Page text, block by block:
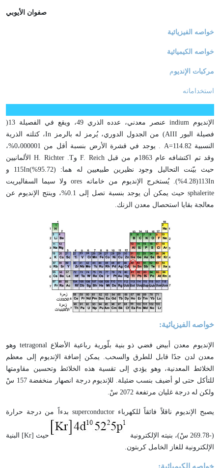
صفوان الأيوبي
خواصه الفيزيائية
خواصه الكيميائية
مركبات الإنديوم
استخداماته
الإنديوم indium
عنصر معدني، عدده الذري 49، ويقع في الفصيلة 13(
فصيلة البور AIII) من الجدول الدوري، يُرمز له بالرمز In، كتلته الذرية
النسبيةA=114.82
. يوجد في قشرة الأرض بنسبة أقل من 0،000001%،
وقد تم اكتشافه عام 1863م من قبل
F. ReichوT
.
H. Richterالألمانيين
حيث بيّنت التحاليل وجود نظيرين طبيعيين له هما: )
%95.72
In(115 و
In
113
(%4.28). يُستخرج الإنديوم من خاماته oresولا سيما السفاليريت
sphalerite
حيث يمكن أن يوجد بنسبة تصل إلى 0.1%، وينتج الإنديوم عن
معالجة بقايا استحصال معدن الزنك.
خواصه الفيزيائية:
الإنديوم معدن أبيض فضي ذو بنية بلّورية رباعية الأضلاعtetragonal وهو
معدن لدن جدًا قابل للطرق والسحب. يمكن إضافة الإنديوم إلى معظم
الخلائط المعدنية، وهو يؤدي إلى تقسية هذه الخلائط وتحسين مقاومتها
للتأكل حتى لو أضيف بنسب ضئيلة. للإنديوم درجة انصهار منخفضة 157 سْ
ولكن له درجة غليان مرتفعة 2072 سْ.
يصبح الإنديوم ناقلاً فائقاً للكهرباءsuperconductor بدءاً من درجة حرارة
(-269.78 سْ)، بنيته الإلكترونية حيث [Kr] البنية
الإلكترونية للغاز الخامل كربتون.
خواصه الكيميائية: